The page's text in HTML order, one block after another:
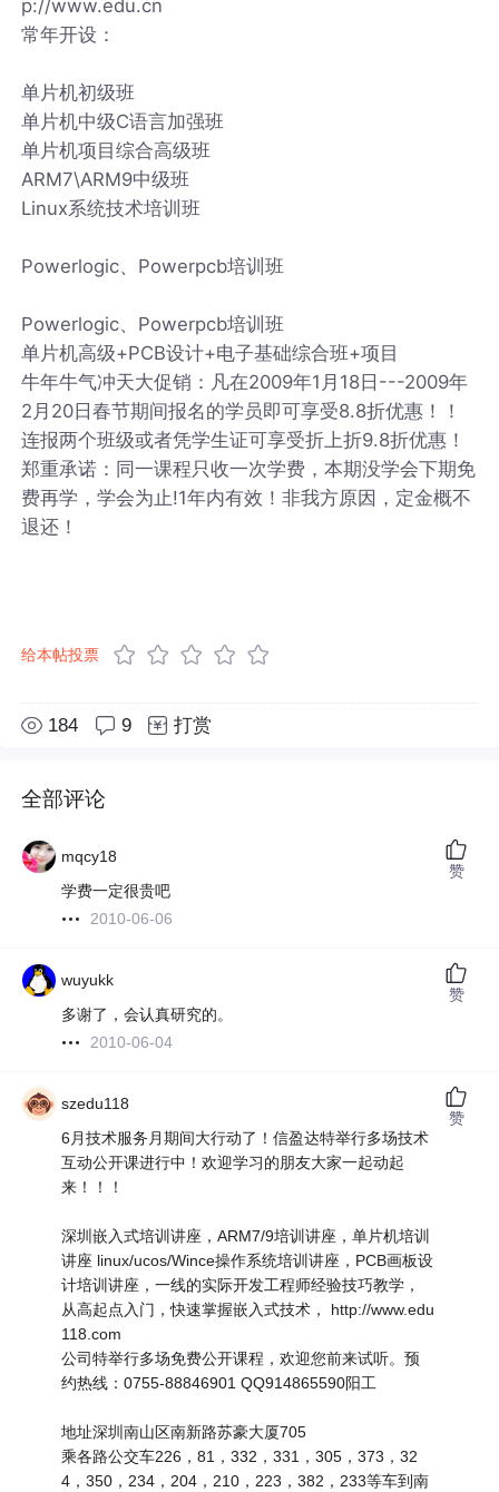
p://www.edu.cn
常年开设：
单片机初级班
单片机中级C语言加强班
单片机项目综合高级班
ARM7\ARM9中级班
Linux系统技术培训班
Powerlogic、Powerpcb培训班
Powerlogic、Powerpcb培训班
单片机高级+PCB设计+电子基础综合班+项目
牛年牛气冲天大促销：凡在2009年1月18日---2009年
2月20日春节期间报名的学员即可享受8.8折优惠！！
连报两个班级或者凭学生证可享受折上折9.8折优惠！
郑重承诺：同一课程只收一次学费，本期没学会下期免
费再学，学会为止!1年内有效！非我方原因，定金概不
退还！
给本帖投票
184 9 打赏
全部评论
mqcy18
学费一定很贵吧
2010-06-06
赞
wuyukk
多谢了，会认真研究的。
2010-06-04
赞
szedu118
6月技术服务月期间大行动了！信盈达特举行多场技术
互动公开课进行中！欢迎学习的朋友大家一起动起
来！！！
深圳嵌入式培训讲座，ARM7/9培训讲座，单片机培训
讲座 linux/ucos/Wince操作系统培训讲座，PCB画板设
计培训讲座，一线的实际开发工程师经验技巧教学，
从高起点入门，快速掌握嵌入式技术， http://www.edu
118.com
公司特举行多场免费公开课程，欢迎您前来试听。预
约热线：0755-88846901 QQ914865590阳工
地址深圳南山区南新路苏豪大厦705
乘各路公交车226，81，332，331，305，373，32
4，350，234，204，210，223，382，233等车到南
赞